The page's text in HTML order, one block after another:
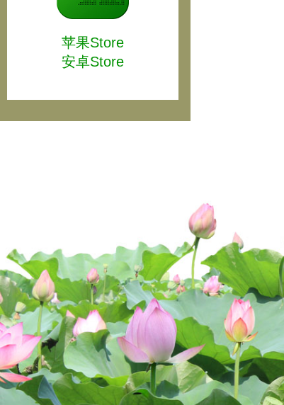
苹果Store
安卓Store